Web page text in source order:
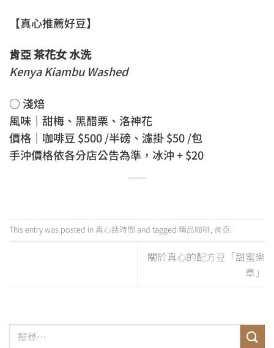
【真心推薦好豆】
肯亞 茶花女 水洗
Kenya Kiambu Washed
○ 淺焙
風味｜甜梅、黑醋栗、洛神花
價格｜咖啡豆 $500 /半磅、濾掛 $50 /包
手沖價格依各分店公告為準，冰沖 + $20
This entry was posted in 真心話時間 and tagged 精品咖啡, 肯亞.
關於真心的配方豆「甜蜜樂
章」